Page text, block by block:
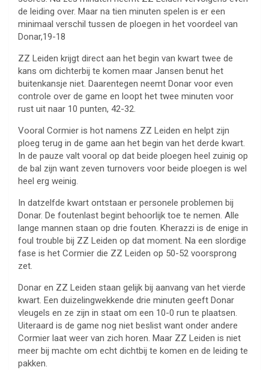
de leiding over. Maar na tien minuten spelen is er een
minimaal verschil tussen de ploegen in het voordeel van
Donar,19-18
ZZ Leiden krijgt direct aan het begin van kwart twee de
kans om dichterbij te komen maar Jansen benut het
buitenkansje niet. Daarentegen neemt Donar voor even
controle over de game en loopt het twee minuten voor
rust uit naar 10 punten, 42-32.
Vooral Cormier is hot namens ZZ Leiden en helpt zijn
ploeg terug in de game aan het begin van het derde kwart.
In de pauze valt vooral op dat beide ploegen heel zuinig op
de bal zijn want zeven turnovers voor beide ploegen is wel
heel erg weinig.
In datzelfde kwart ontstaan er personele problemen bij
Donar. De foutenlast begint behoorlijk toe te nemen. Alle
lange mannen staan op drie fouten. Kherazzi is de enige in
foul trouble bij ZZ Leiden op dat moment. Na een slordige
fase is het Cormier die ZZ Leiden op 50-52 voorsprong
zet.
Donar en ZZ Leiden staan gelijk bij aanvang van het vierde
kwart. Een duizelingwekkende drie minuten geeft Donar
vleugels en ze zijn in staat om een 10-0 run te plaatsen.
Uiteraard is de game nog niet beslist want onder andere
Cormier laat weer van zich horen. Maar ZZ Leiden is niet
meer bij machte om echt dichtbij te komen en de leiding te
pakken.